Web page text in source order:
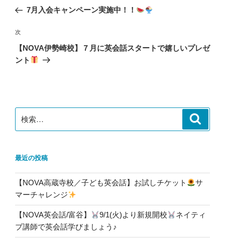
ナ
ビ
ゲ
ー
の
稿
7月入会キャンペーン実施中！！
次
の
投
次
【NOVA伊勢崎校】７月に英会話スタートで嬉しいプレゼ
ント
索:
最近の投稿
【NOVA高蔵寺校／子ども英会話】お試しチケット
サ
マーチャレンジ
【NOVA英会話/富谷】 9/1(火)より新規開校
ネイティ
ブ講師で英会話学びましょう♪